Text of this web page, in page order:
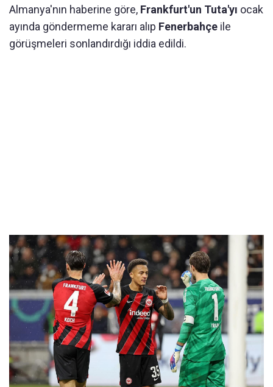
Almanya'nın haberine göre, Frankfurt'un Tuta'yı ocak
ayında göndermeme kararı alıp Fenerbahçe ile
görüşmeleri sonlandırdığı iddia edildi.